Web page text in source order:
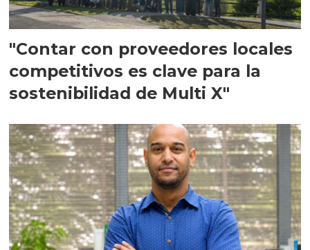
"Contar con proveedores locales
competitivos es clave para la
sostenibilidad de Multi X"